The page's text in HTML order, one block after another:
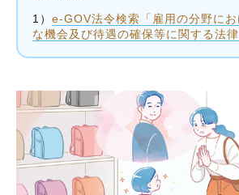
1） e-GOV法令検索「雇用の分野に
な機会及び待遇の確保等に関する法律